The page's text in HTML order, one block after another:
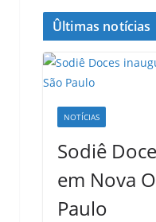
Ûltimas notícias
NOTÍCIAS
Sodiê
em Nova
Paulo